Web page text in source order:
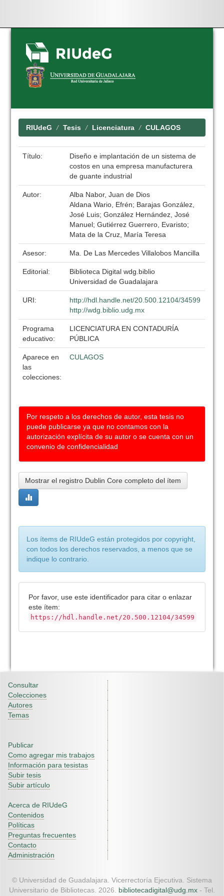
Skip
navigation
RIUdeG Tesis Licenciatura CULAGOS
Título:
Diseño e implantación de un sistema de
costos en una empresa manufacturera
de guante industrial
Autor:
Alba Nabor, Juan de Dios
Aldana Wario, Efrén; Barajas González,
José Luis; González Hernández, José
Manuel; Gutiérrez Guerrero, Evaristo;
Mata de la Cruz, María Teresa
Asesor: Ma. De Las Mercedes Villalobos Mancilla
Editorial:
Biblioteca Digital wdg.biblio
Universidad de Guadalajara
URI:
http://hdl.handle.net/20.500.12104/34599
http://wdg.biblio.udg.mx
Programa
educativo:
LICENCIATURA EN CONTADURÍA
PÚBLICA
Aparece en
las
colecciones:
CULAGOS
Por respeto a los derechos de autor, esta tesis no
puede publicarse ya que no contamos con la
autorización explícita de su autor o se cuenta con un
convenio de confidencialidad
Mostrar el registro Dublin Core completo del ítem
Los ítems de RIUdeG están protegidos por copyright,
con todos los derechos reservados, a menos que se
indique lo contrario.
Por favor, use este identificador para citar o enlazar
este ítem:
https://hdl.handle.net/20.500.12104/34599
Consultar
Colecciones
Autores
Temas
Publicar
Como agregar mis trabajos
Información para tesistas
Subir tesis
Subir artículo
Acerca de RIUdeG
Contenidos
Políticas
Preguntas frecuentes
Contacto
Administración
© Universidad de Guadalajara. Vicerrectoría Ejecutiva. Sistema
Universitario de Bibliotecas. 2026. bibliotecadigital@udg.mx - Tel.